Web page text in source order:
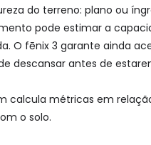
do terreno: plano ou
pode estimar a
O fēnix 3 garante ainda
descansar antes de
calcula métricas em
o solo.